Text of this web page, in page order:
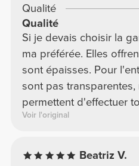
Qualité
Qualité
Si je devais choisir la
ma préférée. Elles
sont épaisses. Pour
sont pas
permettent d'effectuer
Voir l'original
Beatriz V.